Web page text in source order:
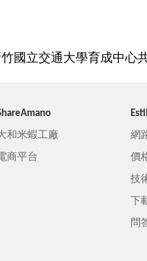
國立交通大學育成中心
和米蝦工廠
商平台
網
價
技
下
問